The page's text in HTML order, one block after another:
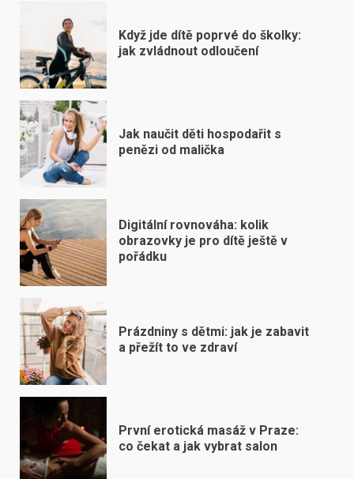
Když jde dítě poprvé do školky:
jak zvládnout odloučení
Jak naučit děti hospodařit s
penězi od malička
Digitální rovnováha: kolik
obrazovky je pro dítě ještě v
pořádku
Prázdniny s dětmi: jak je zabavit
a přežít to ve zdraví
První erotická masáž v Praze:
co čekat a jak vybrat salon